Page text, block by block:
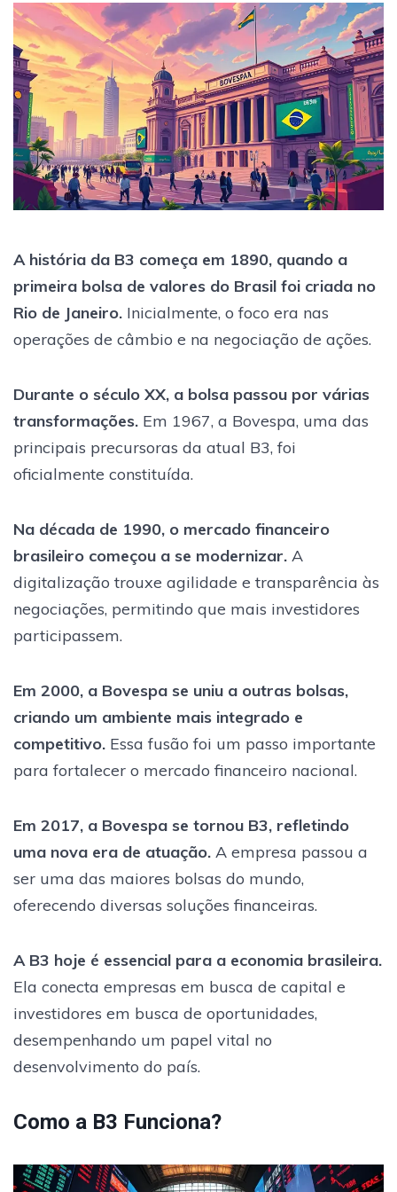
A história da B3 começa em 1890, quando a
primeira bolsa de valores do Brasil foi criada no
Rio de Janeiro. Inicialmente, o foco era nas
operações de câmbio e na negociação de ações.
Durante o século XX, a bolsa passou por várias
transformações. Em 1967, a Bovespa, uma das
principais precursoras da atual B3, foi
oficialmente constituída.
Na década de 1990, o mercado financeiro
brasileiro começou a se modernizar. A
digitalização trouxe agilidade e transparência às
negociações, permitindo que mais investidores
participassem.
Em 2000, a Bovespa se uniu a outras bolsas,
criando um ambiente mais integrado e
competitivo. Essa fusão foi um passo importante
para fortalecer o mercado financeiro nacional.
Em 2017, a Bovespa se tornou B3, refletindo
uma nova era de atuação. A empresa passou a
ser uma das maiores bolsas do mundo,
oferecendo diversas soluções financeiras.
A B3 hoje é essencial para a economia brasileira.
Ela conecta empresas em busca de capital e
investidores em busca de oportunidades,
desempenhando um papel vital no
desenvolvimento do país.
Como a B3 Funciona?